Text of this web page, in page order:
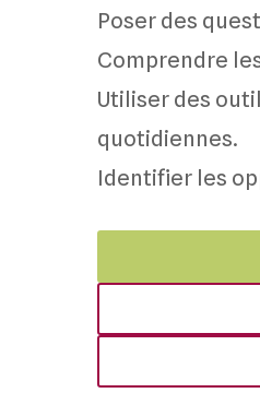
Poser des
Comprendre
Utiliser des
quotidiennes.
Identifier les